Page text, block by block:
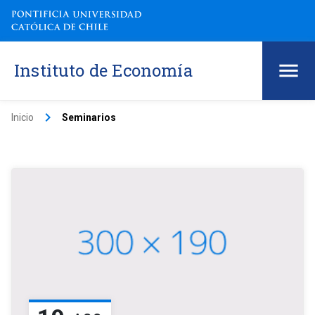
Instituto de Economía
Inicio keyboard_arrow_right Seminarios